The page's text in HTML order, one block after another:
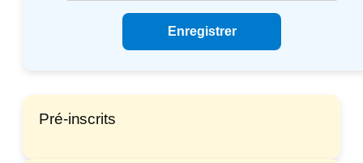
Enregistrer
Pré-inscrits